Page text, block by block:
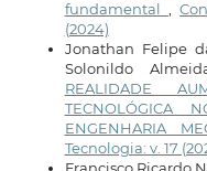
fundamental ,
(2024)
Jonathan Felipe
Solonildo
REALIDADE
TECNOLÓGICA
ENGENHARIA
Tecnologia: v. 17